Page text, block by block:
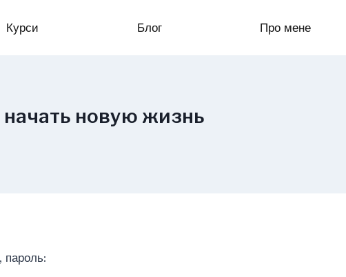
Курси Блог Про мене
новую жизнь
пароль: